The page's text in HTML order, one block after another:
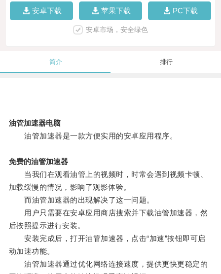
安卓下载 苹果下载 PC下载
安卓市场，安全绿色
简介 排行
油管加速器电脑
油管加速器是一款方便实用的安卓应用程序。
免费的油管加速器
当我们在观看油管上的视频时，时常会遇到视频卡顿、
加载缓慢的情况，影响了观影体验。
而油管加速器的出现解决了这一问题。
用户只需要在安卓应用商店搜索并下载油管加速器，然
后按照提示进行安装。
安装完成后，打开油管加速器，点击“加速”按钮即可启
动加速功能。
油管加速器通过优化网络连接速度，提供更快更稳定的